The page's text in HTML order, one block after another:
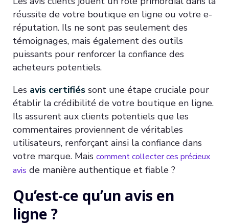
réussite de votre boutique en ligne ou votre e-
réputation. Ils ne sont pas seulement des
témoignages, mais également des outils
puissants pour renforcer la confiance des
acheteurs potentiels.
Les avis certifiés sont une étape cruciale pour
établir la crédibilité de votre boutique en ligne.
Ils assurent aux clients potentiels que les
commentaires proviennent de véritables
utilisateurs, renforçant ainsi la confiance dans
votre marque. Mais comment collecter ces précieux
avis de manière authentique et fiable ?
Qu’est-ce qu’un avis en
ligne ?